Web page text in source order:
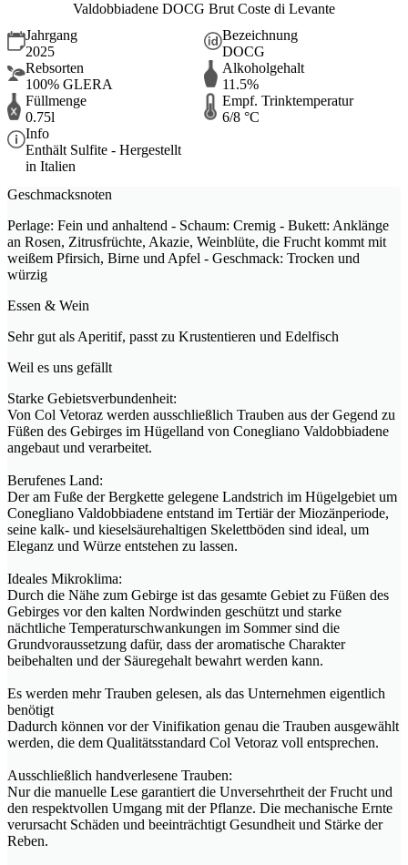
Valdobbiadene DOCG Brut Coste di Levante
Jahrgang
2025
Bezeichnung
DOCG
Rebsorten
100% GLERA
Alkoholgehalt
11.5%
Füllmenge
0.75l
Empf. Trinktemperatur
6/8 °C
Info
Enthält Sulfite - Hergestellt
in Italien
Geschmacksnoten
Perlage: Fein und anhaltend - Schaum: Cremig - Bukett: Anklänge
an Rosen, Zitrusfrüchte, Akazie, Weinblüte, die Frucht kommt mit
weißem Pfirsich, Birne und Apfel - Geschmack: Trocken und
würzig
Essen & Wein
Sehr gut als Aperitif, passt zu Krustentieren und Edelfisch
Weil es uns gefällt
Starke Gebietsverbundenheit:
Von Col Vetoraz werden ausschließlich Trauben aus der Gegend zu
Füßen des Gebirges im Hügelland von Conegliano Valdobbiadene
angebaut und verarbeitet.
Berufenes Land:
Der am Fuße der Bergkette gelegene Landstrich im Hügelgebiet um
Conegliano Valdobbiadene entstand im Tertiär der Miozänperiode,
seine kalk- und kieselsäurehaltigen Skelettböden sind ideal, um
Eleganz und Würze entstehen zu lassen.
Ideales Mikroklima:
Durch die Nähe zum Gebirge ist das gesamte Gebiet zu Füßen des
Gebirges vor den kalten Nordwinden geschützt und starke
nächtliche Temperaturschwankungen im Sommer sind die
Grundvoraussetzung dafür, dass der aromatische Charakter
beibehalten und der Säuregehalt bewahrt werden kann.
Es werden mehr Trauben gelesen, als das Unternehmen eigentlich
benötigt
Dadurch können vor der Vinifikation genau die Trauben ausgewählt
werden, die dem Qualitätsstandard Col Vetoraz voll entsprechen.
Ausschließlich handverlesene Trauben:
Nur die manuelle Lese garantiert die Unversehrtheit der Frucht und
den respektvollen Umgang mit der Pflanze. Die mechanische Ernte
verursacht Schäden und beeinträchtigt Gesundheit und Stärke der
Reben.